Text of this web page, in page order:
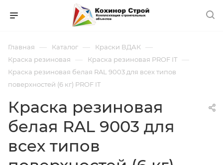
Главная — Каталог — Краски ВДАК —
Краска резиновая — Краска резиновая PROF IT —
Краска резиновая белая RAL 9003 для всех типов
поверхностей (6 кг) PROF IT
Краска резиновая
белая RAL 9003 для
всех типов